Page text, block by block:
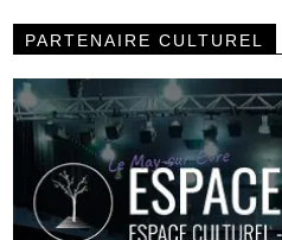
PARTENAIRE CULTUREL